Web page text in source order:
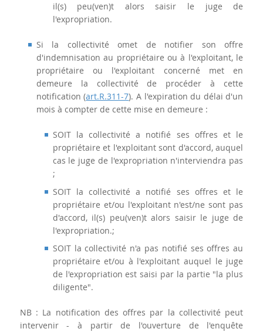
il(s) peu(ven)t alors saisir le juge de
l'expropriation.
Si la collectivité omet de notifier son offre
d'indemnisation au propriétaire ou à l'exploitant, le
propriétaire ou l'exploitant concerné met en
demeure la collectivité de procéder à cette
notification (art.R.311-7). A l'expiration du délai d'un
mois à compter de cette mise en demeure :
SOIT la collectivité a notifié ses offres et le
propriétaire et l'exploitant sont d'accord, auquel
cas le juge de l'expropriation n'interviendra pas
;
SOIT la collectivité a notifié ses offres et le
propriétaire et/ou l'exploitant n'est/ne sont pas
d'accord, il(s) peu(ven)t alors saisir le juge de
l'expropriation.;
SOIT la collectivité n'a pas notifié ses offres au
propriétaire et/ou à l'exploitant auquel le juge
de l'expropriation est saisi par la partie "la plus
diligente".
NB : La notification des offres par la collectivité peut
intervenir - à partir de l'ouverture de l'enquête